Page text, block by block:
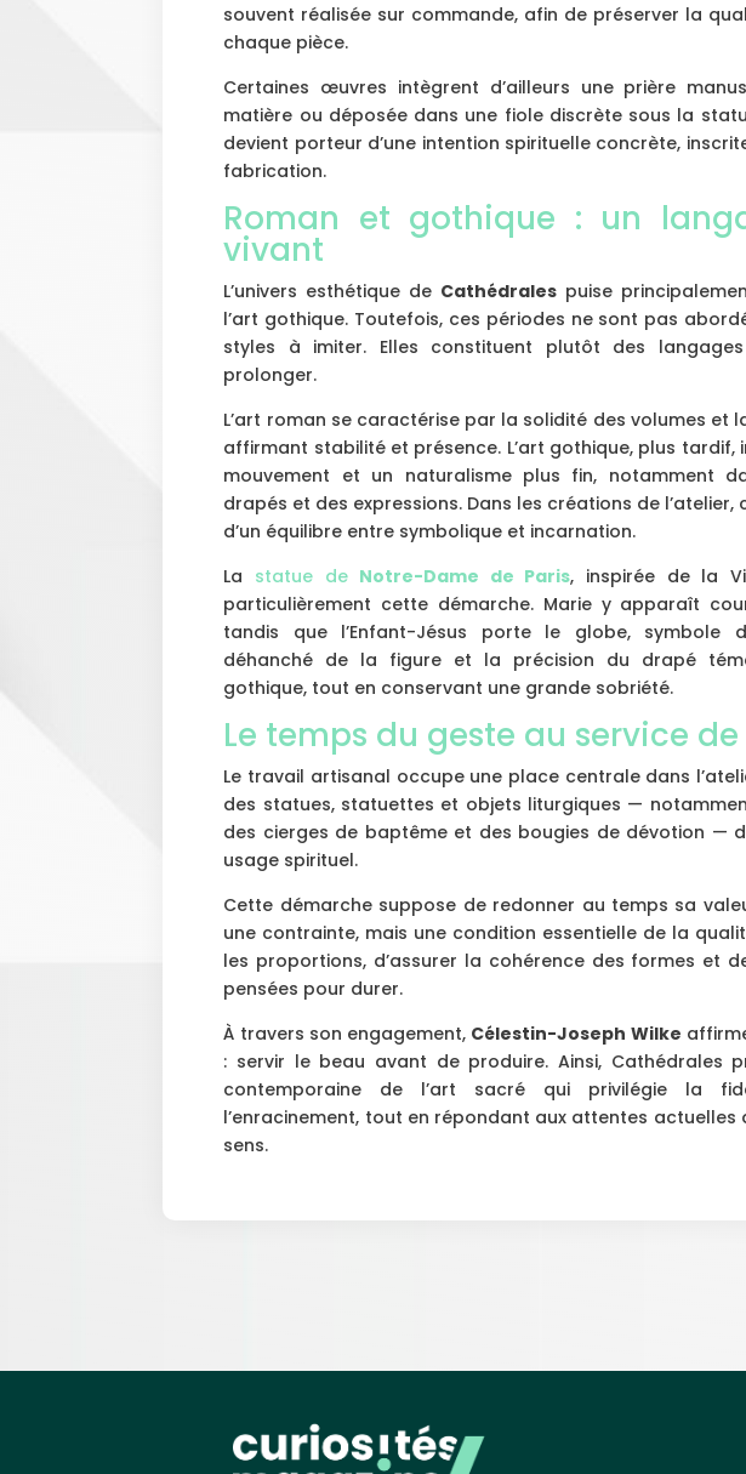
souvent réalisée sur commande, afin de préserver la
chaque pièce.
Certaines œuvres intègrent d’ailleurs une prière
matière ou déposée dans une fiole discrète sous la
devient porteur d’une intention spirituelle concrète,
fabrication.
Roman et gothique : un
vivant
L’univers esthétique de Cathédrales puise
l’art gothique. Toutefois, ces périodes ne sont pas
styles à imiter. Elles constituent plutôt des
prolonger.
L’art roman se caractérise par la solidité des volumes et
affirmant stabilité et présence. L’art gothique, plus
mouvement et un naturalisme plus fin, notamment
drapés et des expressions. Dans les créations de
d’un équilibre entre symbolique et incarnation.
La statue de Notre-Dame de Paris, inspirée de la
particulièrement cette démarche. Marie y apparaît
tandis que l’Enfant-Jésus porte le globe, symbole
déhanché de la figure et la précision du drapé
gothique, tout en conservant une grande sobriété.
Le temps du geste au service
Le travail artisanal occupe une place centrale dans
des statues, statuettes et objets liturgiques —
des cierges de baptême et des bougies de dévotion —
usage spirituel.
Cette démarche suppose de redonner au temps sa
une contrainte, mais une condition essentielle de la
les proportions, d’assurer la cohérence des formes et
pensées pour durer.
À travers son engagement, Célestin-Joseph Wilke
: servir le beau avant de produire. Ainsi, Cathédrales
contemporaine de l’art sacré qui privilégie la
l’enracinement, tout en répondant aux attentes actuelles
sens.